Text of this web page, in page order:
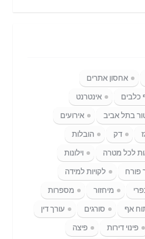
אחסון אתרים
כלבים
אינטרנט
בתל אביב
אירועים
דק
הובלות
לכל מטרה
וילונות
פורח
לקויות למידה
מיחזור
מספרות
אף סורגים
עורך דין
פינוי דירות פיצה